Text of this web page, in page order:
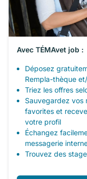
Avec TÉMAvet job :
Déposez
Rempla-thèque
Triez les offres
Sauvegardez vos
favorites et
votre profil
Échangez
messagerie
Trouvez des